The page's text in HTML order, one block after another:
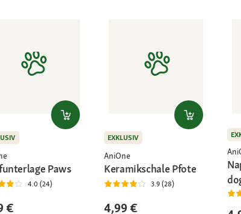
Paws
4.0 (24)
€
EXKLUSIV
AniOne
Keramikschale Pfote
3.9 (28)
4,99 €